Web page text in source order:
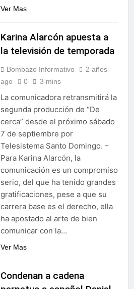
Ver Mas
Karina Alarcón apuesta a
la televisión de temporada
Bombazo Informativo
2 años
ago
0 3 mins
La comunicadora retransmitirá la
segunda producción de “De
cerca” desde el próximo sábado
7 de septiembre por
Telesistema Santo Domingo. –
Para Karina Alarcón, la
comunicación es un compromiso
serio, del que ha tenido grandes
gratificaciones, pese a que su
carrera base es el derecho, ella
ha apostado al arte de bien
comunicar con la…
Ver Mas
Condenan a cadena